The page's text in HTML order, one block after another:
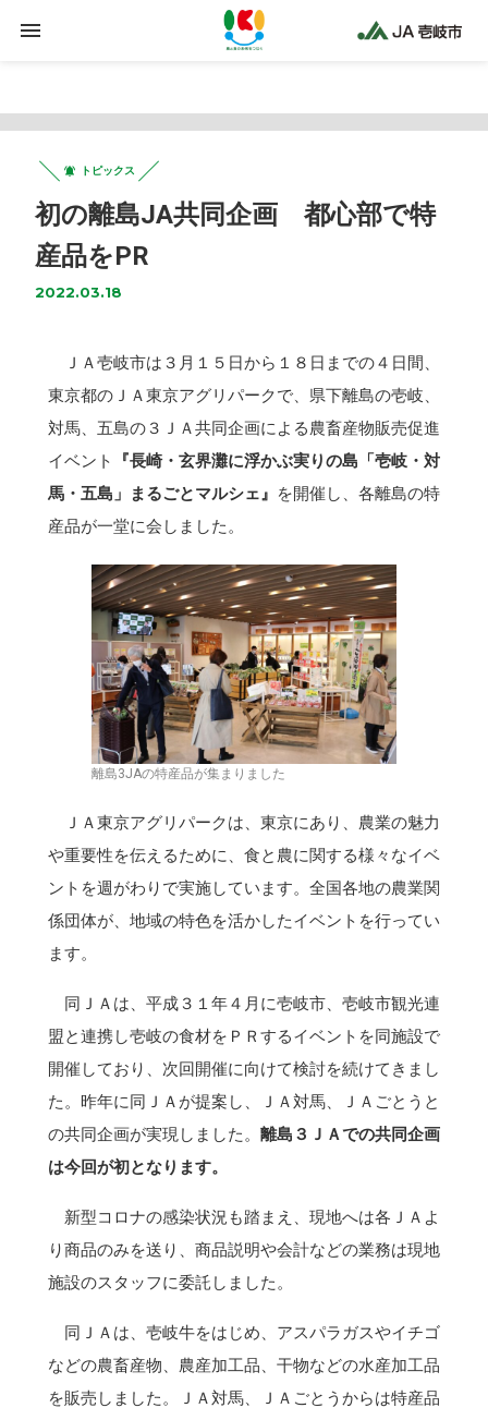
Warning : Trying to access array offset on false in /home/jaiki2021/ja-iki.jp/public_html/wp-
on line425
トピックス
初の離島JA共同企画 都心部で特
産品をPR
2022.03.18
ＪＡ壱岐市は３月１５日から１８日までの４日間、
東京都のＪＡ東京アグリパークで、県下離島の壱岐、
対馬、五島の３ＪＡ共同企画による農畜産物販売促進
イベント
『長崎・玄界灘に浮かぶ実りの島「壱岐・対
馬・五島」まるごとマルシェ』 を開催し、各離島の特
産品が一堂に会しました。
離島3JAの特産品が集まりました
ＪＡ東京アグリパークは、東京にあり、農業の魅力
や重要性を伝えるために、食と農に関する様々なイベ
ントを週がわりで実施しています。全国各地の農業関
係団体が、地域の特色を活かしたイベントを行ってい
ます。
同ＪＡは、平成３１年４月に壱岐市、壱岐市観光連
盟と連携し壱岐の食材をＰＲするイベントを同施設で
開催しており、次回開催に向けて検討を続けてきまし
た。昨年に同ＪＡが提案し、ＪＡ対馬、ＪＡごとうと
の共同企画が実現しました。 離島３ＪＡでの共同企画
は今回が初となります。
新型コロナの感染状況も踏まえ、現地へは各ＪＡよ
り商品のみを送り、商品説明や会計などの業務は現地
施設のスタッフに委託しました。
同ＪＡは、壱岐牛をはじめ、アスパラガスやイチゴ
などの農畜産物、農産加工品、干物などの水産加工品
を販売しました。ＪＡ対馬、ＪＡごとうからは特産品